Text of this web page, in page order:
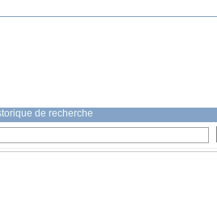
de recherche